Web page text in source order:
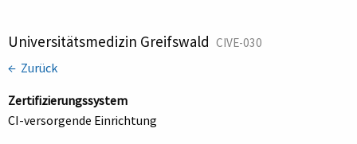
Universitätsmedizin Greifswald CIVE-030
← Zurück
Zertifizierungssystem
CI-versorgende Einrichtung